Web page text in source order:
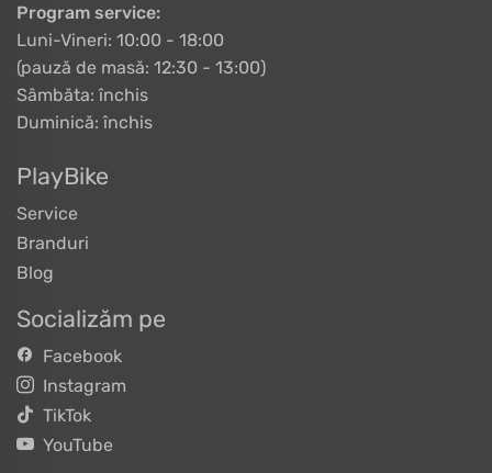
Program service:
Luni-Vineri: 10:00 - 18:00
(pauză de masă: 12:30 - 13:00)
Sâmbăta: închis
Duminică: închis
PlayBike
Service
Branduri
Blog
Socializăm pe
Facebook
Instagram
TikTok
YouTube